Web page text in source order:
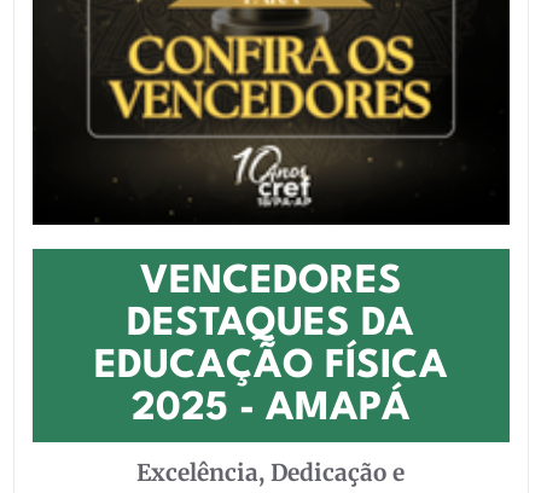
VENCEDORES
DESTAQUES DA
EDUCAÇÃO FÍSICA
2025 - AMAPÁ
Excelência, Dedicação e